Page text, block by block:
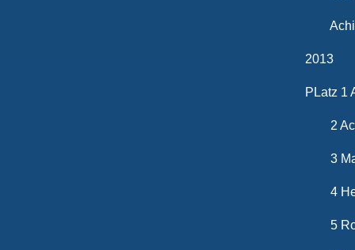
Achim
2013
PLatz 1
2
3
4
5